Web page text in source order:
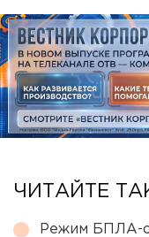
ЧИТАЙТЕ
Режим БПЛА-